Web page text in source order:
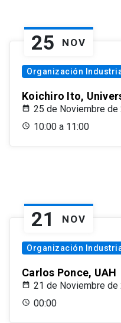
25 NOV
Organización
Koichiro Ito,
25 de Noviembre de
10:00 a 11:00
21 NOV
Organización
Carlos Ponce, UAH
21 de Noviembre de
00:00